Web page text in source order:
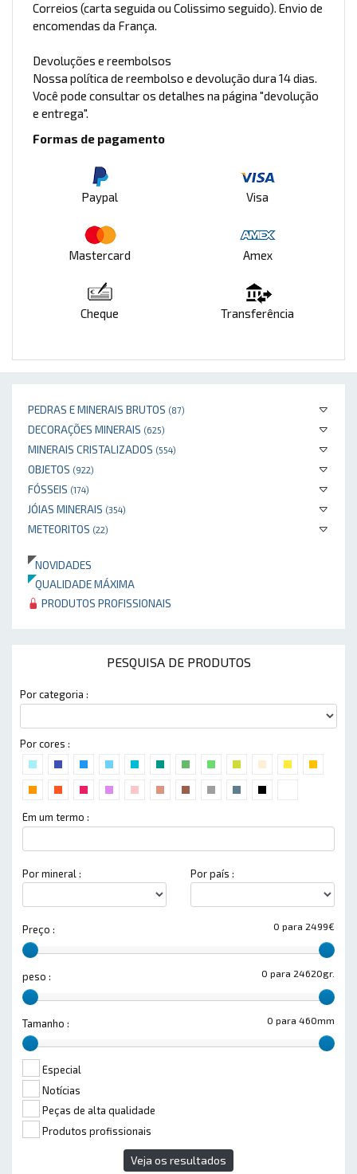
PEDRAS E MINERAIS BRUTOS (87)
DECORAÇÕES MINERAIS (625)
MINERAIS CRISTALIZADOS (554)
OBJETOS (922)
FÓSSEIS (174)
JÓIAS MINERAIS (354)
METEORITOS (22)
NOVIDADES
QUALIDADE MÁXIMA
PRODUTOS PROFISSIONAIS
PESQUISA DE PRODUTOS
Por categoria :
Por cores :
Em um termo :
Por mineral : Por país :
0 para 2499€
Preço :
0 para 24620gr.
peso :
0 para 460mm
Tamanho :
Especial
Notícias
Peças de alta qualidade
Produtos profissionais
Veja os resultados
Correios (carta seguida ou Colissimo seguido). Envio de
encomendas da França.
Devoluções e reembolsos
Nossa política de reembolso e devolução dura 14 dias.
Você pode consultar os detalhes na página "devolução
e entrega".
Formas de pagamento
Paypal Visa
Mastercard Amex
Cheque Transferência